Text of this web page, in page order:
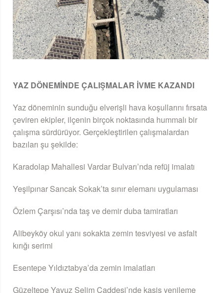
YAZ DÖNEMİNDE ÇALIŞMALAR İVME KAZANDI
Yaz döneminin sunduğu elverişli hava koşullarını fırsata
çeviren ekipler, ilçenin birçok noktasında hummalı bir
çalışma sürdürüyor. Gerçekleştirilen çalışmalardan
bazıları şu şekilde:
Karadolap Mahallesi Vardar Bulvarı’nda refüj imalatı
Yeşilpınar Sancak Sokak’ta sınır elemanı uygulaması
Özlem Çarşısı’nda taş ve demir duba tamiratları
Alibeyköy okul yanı sokakta zemin tesviyesi ve asfalt
kırığı serimi
Esentepe Yıldıztabya’da zemin imalatları
Güzeltepe Yavuz Selim Caddesi’nde kasis yenileme